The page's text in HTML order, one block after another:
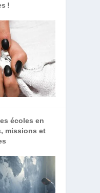
!
écoles en
missions et